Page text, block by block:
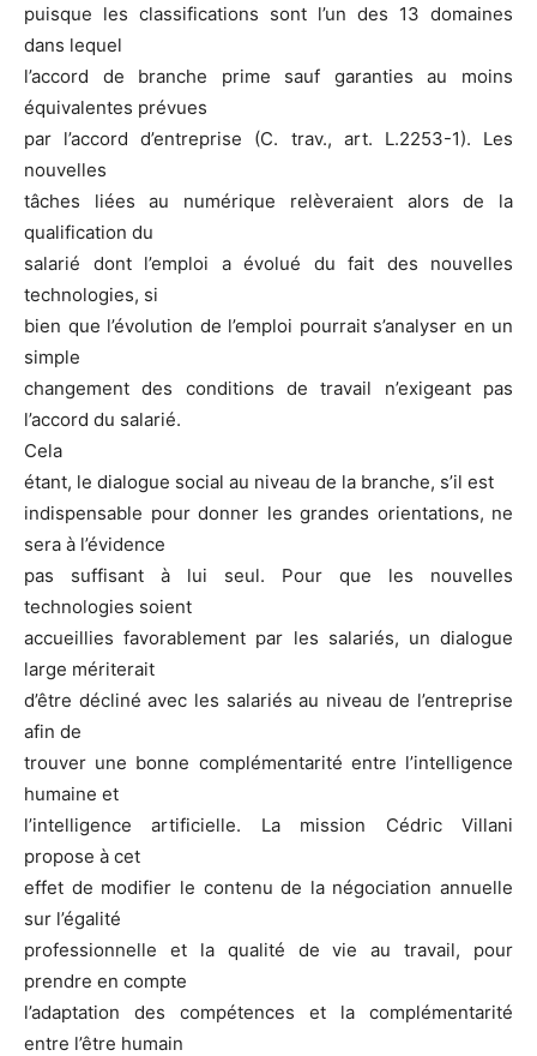
puisque les classifications sont l’un des 13 domaines
dans lequel
l’accord de branche prime sauf garanties au moins
équivalentes prévues
par l’accord d’entreprise (C. trav., art. L.2253-1). Les
nouvelles
tâches liées au numérique relèveraient alors de la
qualification du
salarié dont l’emploi a évolué du fait des nouvelles
technologies, si
bien que l’évolution de l’emploi pourrait s’analyser en un
simple
changement des conditions de travail n’exigeant pas
l’accord du salarié.
Cela
étant, le dialogue social au niveau de la branche, s’il est
indispensable pour donner les grandes orientations, ne
sera à l’évidence
pas suffisant à lui seul. Pour que les nouvelles
technologies soient
accueillies favorablement par les salariés, un dialogue
large mériterait
d’être décliné avec les salariés au niveau de l’entreprise
afin de
trouver une bonne complémentarité entre l’intelligence
humaine et
l’intelligence artificielle. La mission Cédric Villani
propose à cet
effet de modifier le contenu de la négociation annuelle
sur l’égalité
professionnelle et la qualité de vie au travail, pour
prendre en compte
l’adaptation des compétences et la complémentarité
entre l’être humain